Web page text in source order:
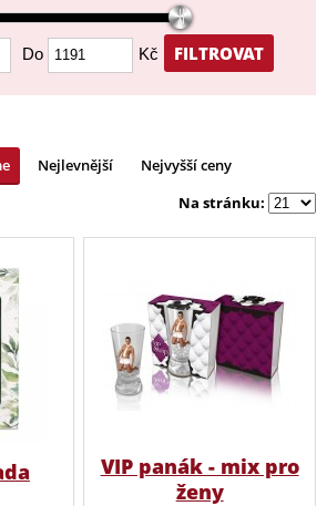
Do Kč FILTROVAT
Nejlevnější
Nejvyšší ceny
Na stránku:
VIP panák - mix pro
ženy